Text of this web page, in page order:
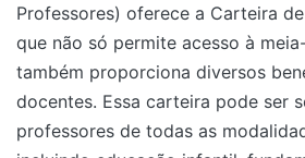
Professores) oferece a Carteira
que não só permite acesso à
também proporciona diversos
docentes. Essa carteira pode ser
professores de todas as